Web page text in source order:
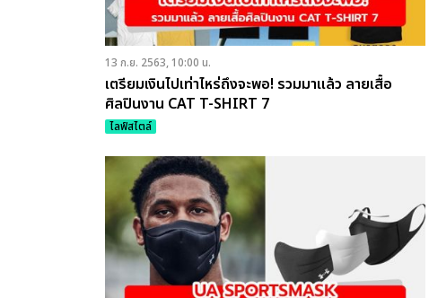
13 ก.ย. 2563, 10:00 น.
เตรียมเงินไปเท่าไหร่ถึงจะพอ! รวมมาแล้ว ลายเสื้อ
ศิลปินงาน CAT T-SHIRT 7
ไลฟ์สไตล์